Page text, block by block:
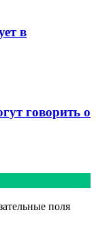
в
говорить о
поля